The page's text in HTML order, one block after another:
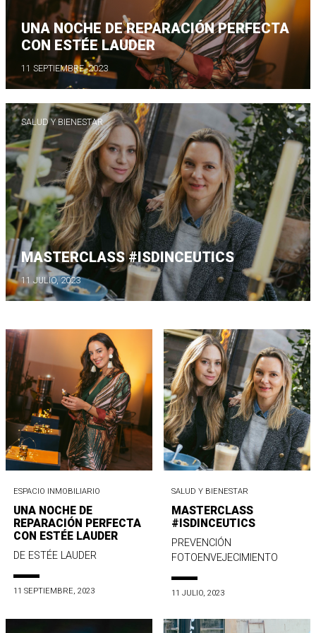
UNA NOCHE DE REPARACIÓN PERFECTA
CON ESTÉE LAUDER
11 SEPTIEMBRE, 2023
SALUD Y BIENESTAR
MASTERCLASS #ISDINCEUTICS
11 JULIO, 2023
ESPACIO INMOBILIARIO
UNA NOCHE DE
REPARACIÓN PERFECTA
CON ESTÉE LAUDER
DE ESTÉE LAUDER
11 SEPTIEMBRE, 2023
SALUD Y BIENESTAR
MASTERCLASS
#ISDINCEUTICS
PREVENCIÓN
FOTOENVEJECIMIENTO
11 JULIO, 2023